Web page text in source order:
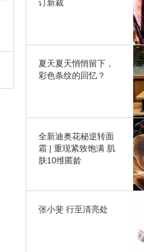
订新裁
夏天夏天悄悄留下，
彩色条纹的回忆？
全新迪奥花秘逆转面
霜 | 重现紧致饱满 肌
肤10维匿龄
张小斐 行至清亮处